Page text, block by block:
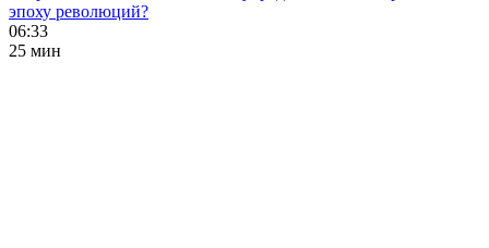
эпоху революций?
06:33
25 мин